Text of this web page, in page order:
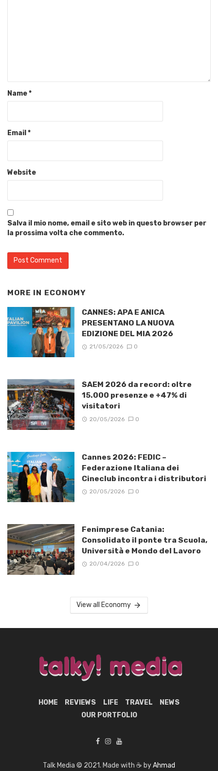
Name*
Email *
Website
Salva il mio nome, email e sito web in questo browser per
la prossima volta che commento.
MORE IN ECONOMY
CANNES: APA E ANICA
PRESENTANO LA NUOVA
EDIZIONE DEL MIA 2026
21/05/2026 0
SAEM 2026 da record: oltre
15.000 presenze e +47% di
visitatori
20/05/2026 0
Cannes 2026: FEDIC –
Federazione Italiana dei
Cineclub incontra i distributori
20/05/2026 0
Fenimprese Catania:
Consolidato il ponte tra Scuola,
Università e Mondo del Lavoro
20/04/2026 0
View all Economy
HOME REVIEWS LIFE TRAVEL
NEWS
OUR PORTFOLIO
Talk Media © 2021. Made with ☕ byAhmad